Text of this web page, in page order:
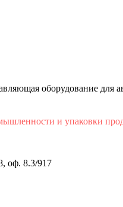
оборудование для
и упаковки
оф. 8.3/917